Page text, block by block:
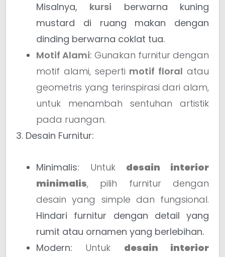
Misalnya, kursi berwarna kuning
mustard di ruang makan dengan
dinding berwarna coklat tua.
Motif Alami: Gunakan furnitur dengan
motif alami, seperti motif floral atau
geometris yang terinspirasi dari alam,
untuk menambah sentuhan artistik
pada ruangan.
3. Desain Furnitur:
Minimalis: Untuk desain interior
minimalis, pilih furnitur dengan
desain yang simple dan fungsional.
Hindari furnitur dengan detail yang
rumit atau ornamen yang berlebihan.
Modern: Untuk desain interior